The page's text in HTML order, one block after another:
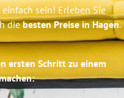
sein! Erleben Sie
diebesten Preise in Hagen.
ersten Schritt zu einem